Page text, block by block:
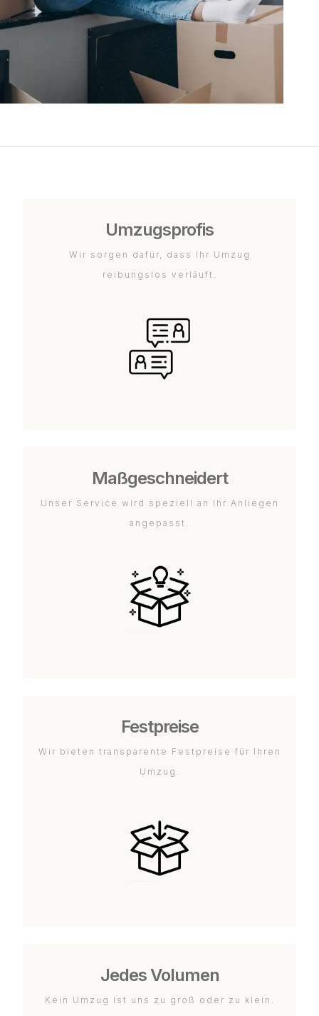
Umzugsprofis
Wir sorgen dafür, dass Ihr Umzug
reibungslos verläuft.
Maßgeschneidert
Unser Service wird speziell an Ihr Anliegen
angepasst.
Festpreise
Wir bieten transparente Festpreise für Ihren
Umzug.
Jedes Volumen
Kein Umzug ist uns zu groß oder zu klein.